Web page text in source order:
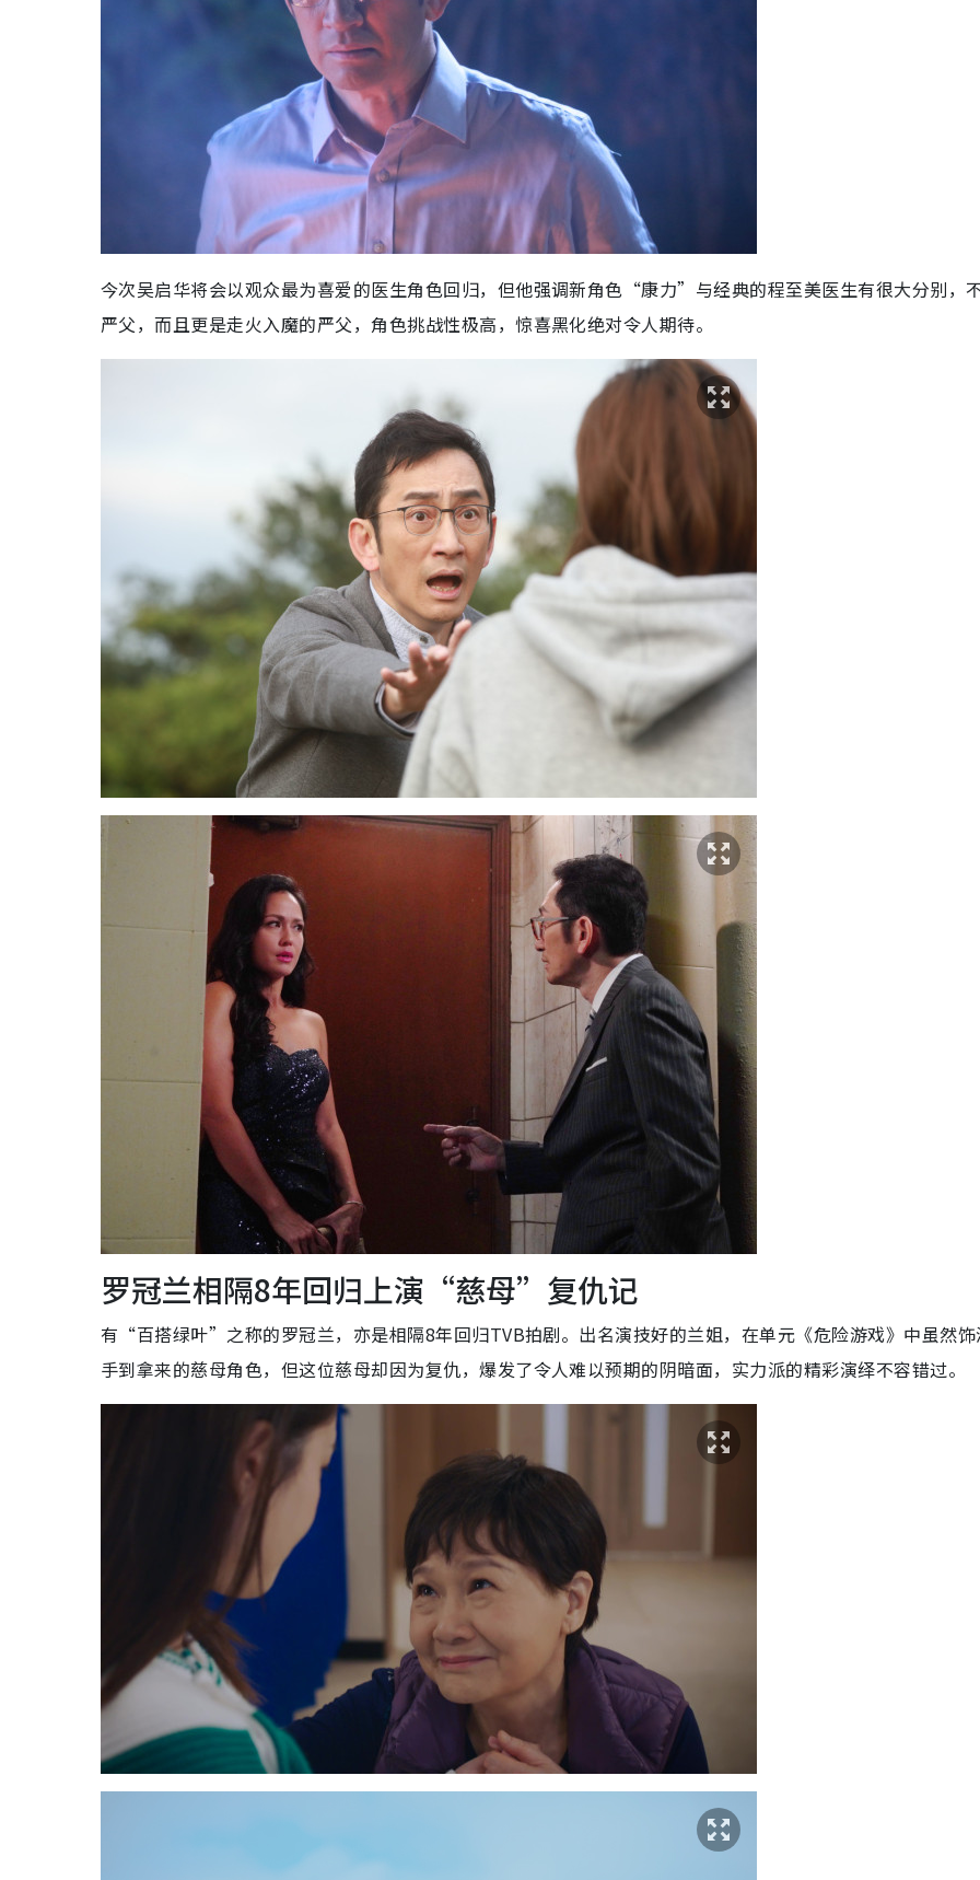
今次吴启华将会以观众最为喜爱的医生角色回归，但他强调新角色“康力”与经典的程至美医生有很大分别，
严父，而且更是走火入魔的严父，角色挑战性极高，惊喜黑化绝对令人期待。
罗冠兰相隔8年回归上演“慈母”复仇记
有“百搭绿叶”之称的罗冠兰，亦是相隔8年回归TVB拍剧。出名演技好的兰姐，在单元《危险游戏》中虽然
手到拿来的慈母角色，但这位慈母却因为复仇，爆发了令人难以预期的阴暗面，实力派的精彩演绎不容错过。